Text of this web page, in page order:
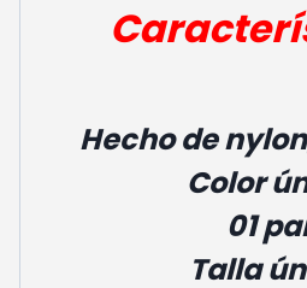
Hecho de
Color
01
Talla